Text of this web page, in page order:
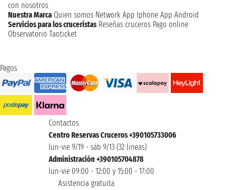
con nosotros
Nuestra Marca Quien somos Network App Iphone App Android
Servicios para los cruceristas Reseñas cruceros Pago online
Observatorio Taoticket
Pagos
Contactos
Centro Reservas Cruceros +390105733006
lun-vie 9/19 - sáb 9/13 (32 lineas)
Administración +390105704878
lun-vie 09:00 - 12:00 y 15:00 - 17:00
Asistencia gratuita